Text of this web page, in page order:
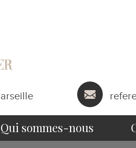
qui sommes-nous